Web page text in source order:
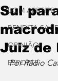
BOM APETITE
BENDITA
OPINIÃO
ESPORTE
Sul
Juiz de
Por Rádio